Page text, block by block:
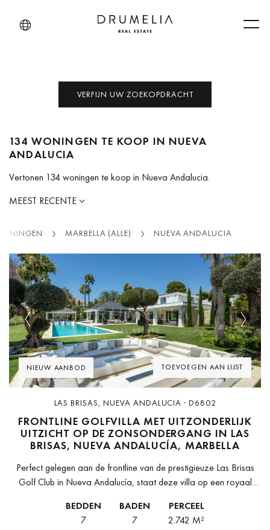
VERFIJN UW ZOEKOPDRACHT
134 WONINGEN TE KOOP IN NUEVA
ANDALUCIA
Vertonen 134 woningen te koop in Nueva Andalucia.
MEEST RECENTE
MARBELLA (ALLE) NUEVA ANDALUCIA
TOEVOEGEN AAN LIJST
Previous Next
NIEUW AANBOD
LAS BRISAS, NUEVA ANDALUCIA · D6802
FRONTLINE GOLFVILLA MET UITZONDERLIJK
UITZICHT OP DE ZONSONDERGANG IN LAS
BRISAS, NUEVA ANDALUCÍA, MARBELLA
Perfect gelegen aan de frontline van de prestigieuze Las Brisas
Golf Club in Nueva Andalucía, staat deze villa op een royaal
BEDDEN
7
BADEN
7
PERCEEL
2.742 M²